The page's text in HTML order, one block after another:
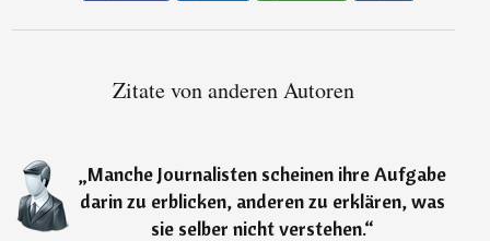
Zitate von anderen Autoren
„Manche Journalisten scheinen ihre Aufgabe
darin zu erblicken, anderen zu erklären, was
sie selber nicht verstehen.“